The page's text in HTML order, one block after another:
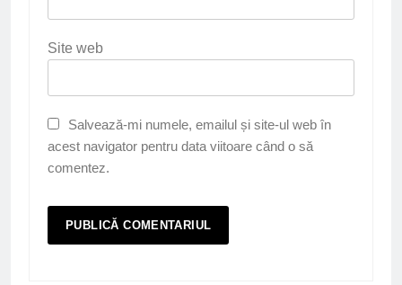
Site web
Salvează-mi numele, emailul și site-ul web în
acest navigator pentru data viitoare când o să
comentez.